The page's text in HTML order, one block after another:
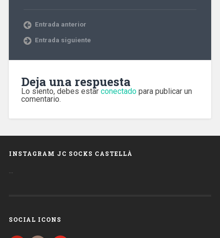
Entrada anterior
Entrada siguiente
Deja una respuesta
Lo siento, debes estar conectadopara publicar un
comentario.
INSTAGRAM JC SOCKS CASTELLÀ
…
SOCIAL ICONS